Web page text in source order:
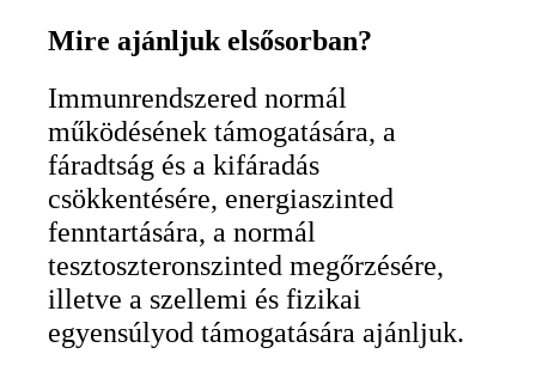
Mire ajánljuk elsősorban?
Immunrendszered normál
működésének támogatására, a
fáradtság és a kifáradás
csökkentésére, energiaszinted
fenntartására, a normál
tesztoszteronszinted megőrzésére,
illetve a szellemi és fizikai
egyensúlyod támogatására ajánljuk.